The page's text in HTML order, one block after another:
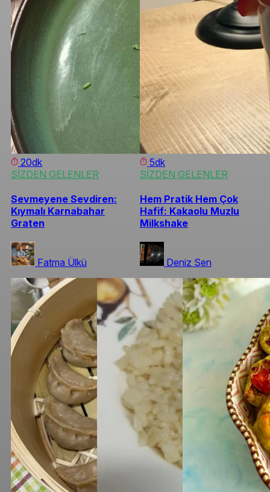
20dk
SİZDEN GELENLER
Sevmeyene Sevdiren:
Kıymalı Karnabahar
Graten
Fatma Ülkü
5dk
SİZDEN GELENLER
Hem Pratik Hem Çok
Hafif: Kakaolu Muzlu
Milkshake
Deniz Sen